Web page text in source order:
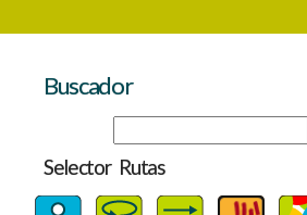
Buscador
Selector Rutas